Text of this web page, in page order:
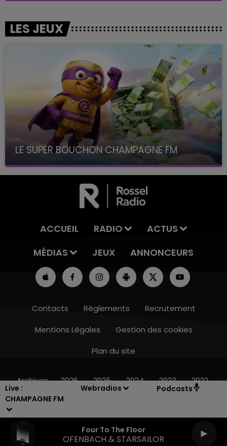
Live :
CHAMPAGNE FM
Webradios Podcasts
Four To The Floor
OFENBACH & STARSAILOR
11h00 - 16h00
LES JEUX
LE SUPER BOUCHON CHAMPAGNE FM
avec La Famille Champagne FM, à 8H10
ACCUEIL RADIO
ACTUS
MÉDIAS
JEUX ANNONCEURS
Contacts Règlements
Recrutement
Mentions Légales
Gestion des cookies
Plan du site
Archives 2026 2025 2024 2023 2022